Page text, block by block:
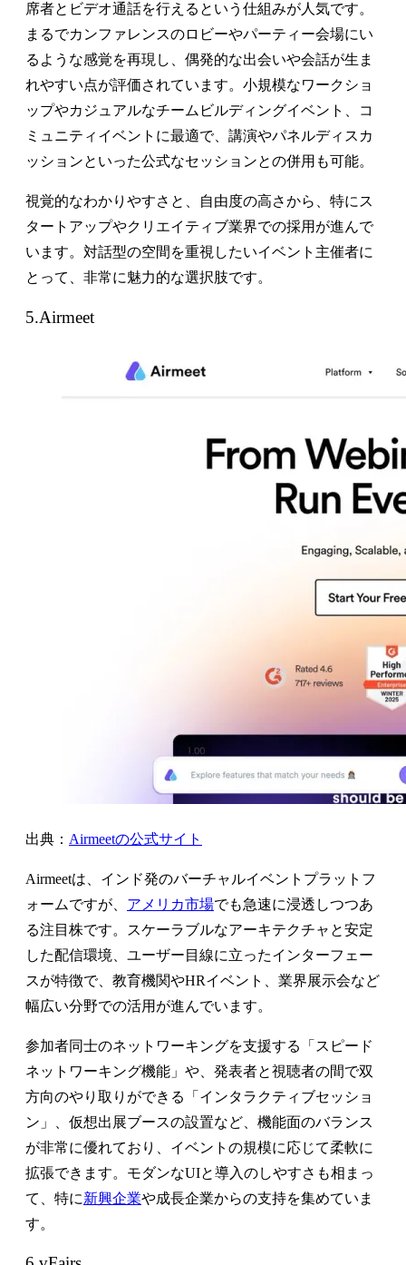
席者とビデオ通話を行えるという仕組みが人気です。
まるでカンファレンスのロビーやパーティー会場にい
るような感覚を再現し、偶発的な出会いや会話が生ま
れやすい点が評価されています。小規模なワークショ
ップやカジュアルなチームビルディングイベント、コ
ミュニティイベントに最適で、講演やパネルディスカ
ッションといった公式なセッションとの併用も可能。
視覚的なわかりやすさと、自由度の高さから、特にス
タートアップやクリエイティブ業界での採用が進んで
います。対話型の空間を重視したいイベント主催者に
とって、非常に魅力的な選択肢です。
5.Airmeet
出典： Airmeetの公式サイト
Airmeetは、インド発のバーチャルイベントプラットフ
ォームですが、 アメリカ市場でも急速に浸透しつつあ
る注目株です。スケーラブルなアーキテクチャと安定
した配信環境、ユーザー目線に立ったインターフェー
スが特徴で、教育機関やHRイベント、業界展示会など
幅広い分野での活用が進んでいます。
参加者同士のネットワーキングを支援する「スピード
ネットワーキング機能」や、発表者と視聴者の間で双
方向のやり取りができる「インタラクティブセッショ
ン」、仮想出展ブースの設置など、機能面のバランス
が非常に優れており、イベントの規模に応じて柔軟に
拡張できます。モダンなUIと導入のしやすさも相まっ
て、特に新興企業や成長企業からの支持を集めていま
す。